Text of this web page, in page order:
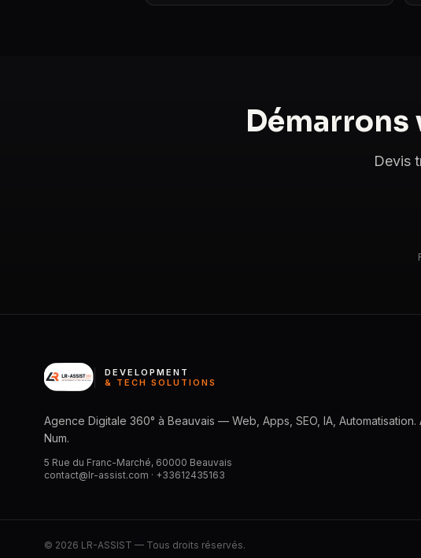
Démarrons
Devis
DEVELOPMENT
& TECH SOLUTIONS
Agence Digitale 360° à Beauvais — Web, Apps, SEO, IA, Automatisation.
Num.
5 Rue du Franc-Marché, 60000 Beauvais
contact@lr-assist.com · +33612435163
© 2026 LR-ASSIST — Tous droits réservés.